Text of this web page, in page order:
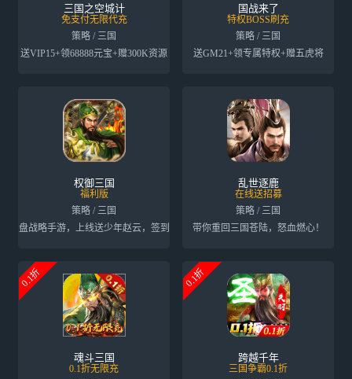
三国之空城计
免支付无限代充
策略 / 三国
送VIP15+领68888元宝+赠300K资源
国战来了
特权BOSS刷充
策略 / 三国
送GM21+领专属特权+赠五虎将
权御三国
福利版
策略 / 三国
沙盘战略手游，上线送少年赵云，签到领少年军师
乱世逐鹿
在线送招募
策略 / 三国
带你重回三国苍陆，怒血燃心！
0.1折
魂斗三国
0.1折无限充
0.1折
跨越千年
三国争霸0.1折